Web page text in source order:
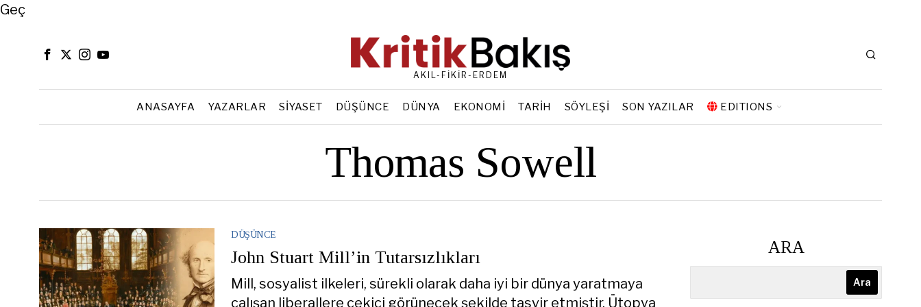
Close
Geç
AKIL-FİKİR-ERDEM
ANASAYFA YAZARLAR SIYASET DÜŞÜNCE DÜNYA EKONOMI TARIH SÖYLEŞI SON YAZILAR EDITIONS
Thomas Sowell
DÜŞÜNCE
John Stuart Mill’in Tutarsızlıkları
Mill, sosyalist ilkeleri, sürekli olarak daha iyi bir dünya yaratmaya
çalışan liberallere çekici görünecek şekilde tasvir etmiştir. Ütopya
ARA
Ara